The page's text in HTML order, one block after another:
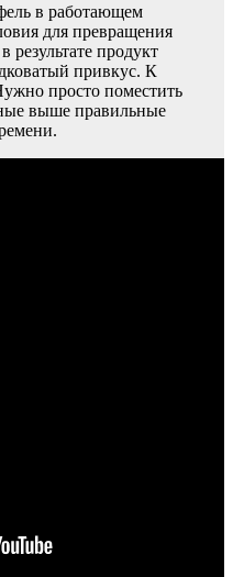
в работающем
для превращения
результате продукт
привкус. К
просто поместить
выше правильные